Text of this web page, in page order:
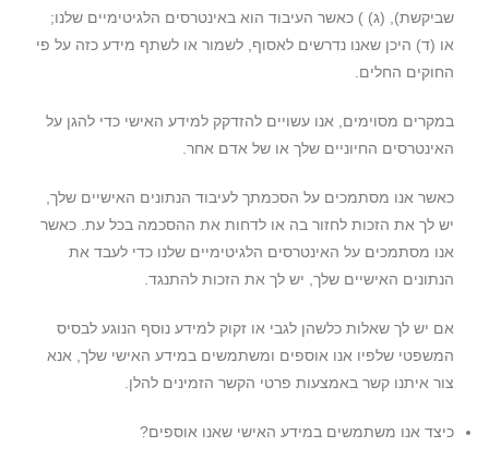
שביקשת), (ג) ) כאשר העיבוד הוא באינטרסים הלגיטימיים שלנו;
או (ד) היכן שאנו נדרשים לאסוף, לשמור או לשתף מידע כזה על פי
החוקים החלים.
במקרים מסוימים, אנו עשויים להזדקק למידע האישי כדי להגן על
האינטרסים החיוניים שלך או של אדם אחר.
כאשר אנו מסתמכים על הסכמתך לעיבוד הנתונים האישיים שלך,
יש לך את הזכות לחזור בה או לדחות את ההסכמה בכל עת. כאשר
אנו מסתמכים על האינטרסים הלגיטימיים שלנו כדי לעבד את
הנתונים האישיים שלך, יש לך את הזכות להתנגד.
אם יש לך שאלות כלשהן לגבי או זקוק למידע נוסף הנוגע לבסיס
המשפטי שלפיו אנו אוספים ומשתמשים במידע האישי שלך, אנא
צור איתנו קשר באמצעות פרטי הקשר הזמינים להלן.
כיצד אנו משתמשים במידע האישי שאנו אוספים?